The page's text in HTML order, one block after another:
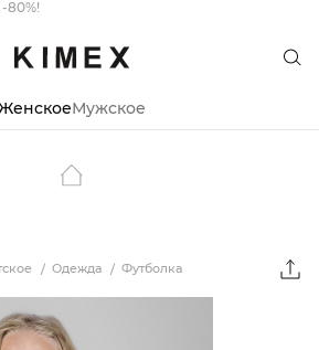
80%!
Мужское
Одежда Футболка